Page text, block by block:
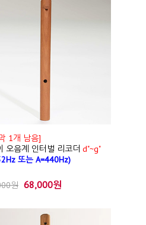
1개 남음]
오음계 인터벌 리코더 d"~g"
또는 A=440Hz)
원 68,000원